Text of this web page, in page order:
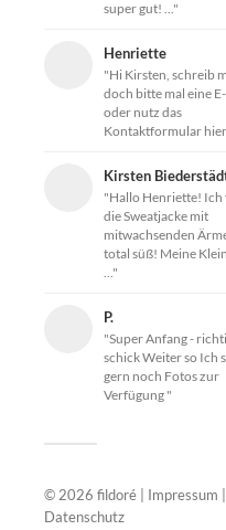
super gut! ..."
Henriette
"Hi Kirsten, schreib
doch bitte mal eine
oder nutz das
Kontaktformular
Kirsten
"Hallo Henriette! Ich
die Sweatjacke mit
mitwachsenden
total süß! Meine
..."
P.
"Super Anfang -
schick Weiter so Ich
gern noch Fotos zur
Verfügung "
© 2026 fildoré Impressum
Datenschutz